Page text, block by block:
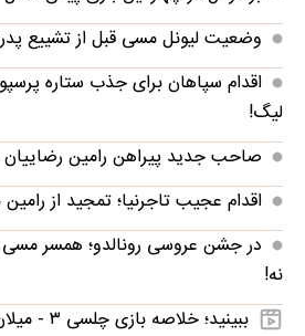
وضعیت لیونل مسی قبل از تشییع
اقدام سپاهان برای جذب ستاره
لیگ!
صاحب جدید پیراهن رامین
اقدام عجیب تاجرنیا؛ تمجید از رامین
در جشن عروسی رونالدو؛ همسر
نه!
ببینید؛ خلاصه بازی چلسی ۳ - میلان ۰ | دوستانه